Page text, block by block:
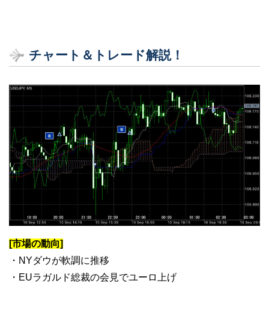
チャート＆トレード解説！
[市場の動向]
・NYダウが軟調に推移
・EUラガルド総裁の会見でユーロ上げ